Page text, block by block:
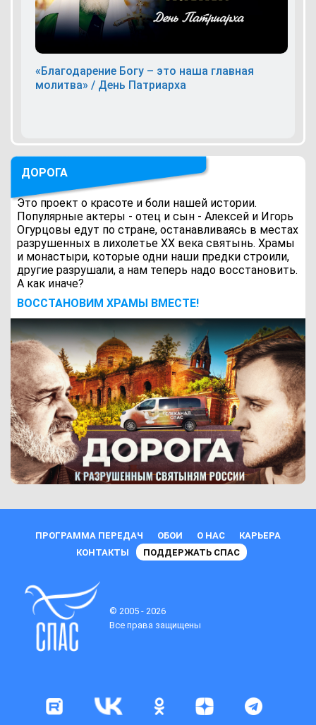
«Благодарение Богу – это наша главная
молитва» / День Патриарха
ДОРОГА
Это проект о красоте и боли нашей истории.
Популярные актеры - отец и сын - Алексей и Игорь
Огурцовы едут по стране, останавливаясь в местах
разрушенных в лихолетье ХХ века святынь. Храмы
и монастыри, которые одни наши предки строили,
другие разрушали, а нам теперь надо восстановить.
А как иначе?
ВОCСТАНОВИМ ХРАМЫ ВМЕСТЕ!
ПРОГРАММА ПЕРЕДАЧ ОБОИ О НАС
КАРЬЕРА
КОНТАКТЫ
ПОДДЕРЖАТЬ СПАС
© 2005 - 2026
Все права защищены